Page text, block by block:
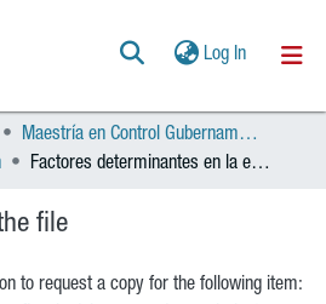
Log In(current)
& Collections
Statistics
POLÍTICAS
Maestría en Control Gubernamental
Factores determinantes en la eficacia del proceso de seguimiento y evaluación del sistema de control interno, en la Municipalidad Provincial del Cusco, periodo 2021-2022 y semestre del 2023
file
to request a copy for the following item: